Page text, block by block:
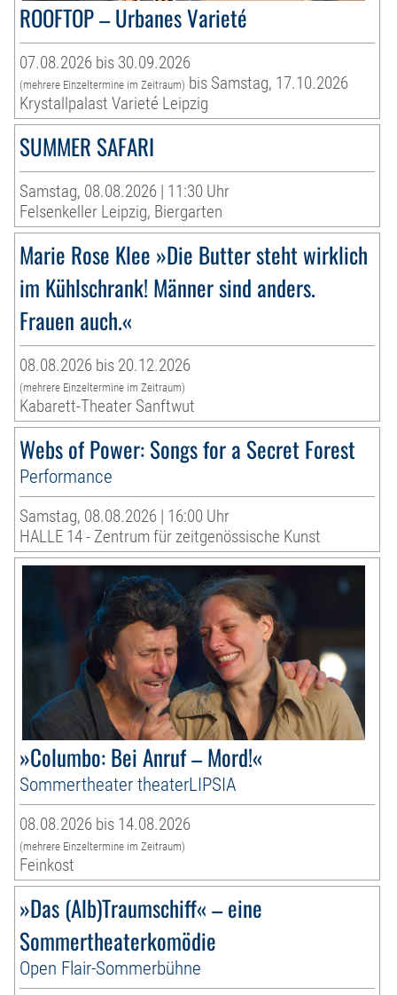
ROOFTOP – Urbanes Varieté
07.08.2026 bis 30.09.2026
(mehrere Einzeltermine im Zeitraum) bis Samstag, 17.10.2026
Krystallpalast Varieté Leipzig
SUMMER SAFARI
Samstag, 08.08.2026 | 11:30 Uhr
Felsenkeller Leipzig, Biergarten
Marie Rose Klee »Die Butter steht wirklich
im Kühlschrank! Männer sind anders.
Frauen auch.«
08.08.2026 bis 20.12.2026
(mehrere Einzeltermine im Zeitraum)
Kabarett-Theater Sanftwut
Webs of Power: Songs for a Secret Forest
Performance
Samstag, 08.08.2026 | 16:00 Uhr
HALLE 14 - Zentrum für zeitgenössische Kunst
»Columbo: Bei Anruf – Mord!«
Sommertheater theaterLIPSIA
08.08.2026 bis 14.08.2026
(mehrere Einzeltermine im Zeitraum)
Feinkost
»Das (Alb)Traumschiff« – eine
Sommertheaterkomödie
Open Flair-Sommerbühne